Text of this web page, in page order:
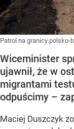
Patrol na granicy polsko-
Wiceminister
ujawnił, że w
migrantami
odpuścimy –
Maciej Duszczyk